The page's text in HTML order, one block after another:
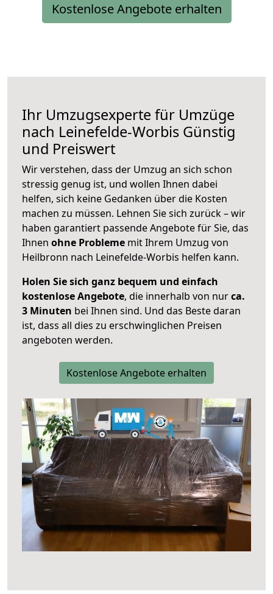
Kostenlose Angebote erhalten
Ihr Umzugsexperte für Umzüge
nach Leinefelde-Worbis Günstig
und Preiswert
Wir verstehen, dass der Umzug an sich schon
stressig genug ist, und wollen Ihnen dabei
helfen, sich keine Gedanken über die Kosten
machen zu müssen. Lehnen Sie sich zurück – wir
haben garantiert passende Angebote für Sie, das
Ihnen ohne Probleme mit Ihrem Umzug von
Heilbronn nach Leinefelde-Worbis helfen kann.
Holen Sie sich ganz bequem und einfach
kostenlose Angebote, die innerhalb von nurca.
3 Minuten bei Ihnen sind. Und das Beste daran
ist, dass all dies zu erschwinglichen Preisen
angeboten werden.
Kostenlose Angebote erhalten